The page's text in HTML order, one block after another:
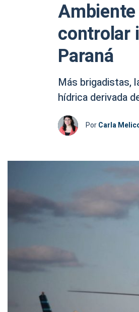
controlar
Paraná
Más brigadistas,
hídrica derivada
PorCarla